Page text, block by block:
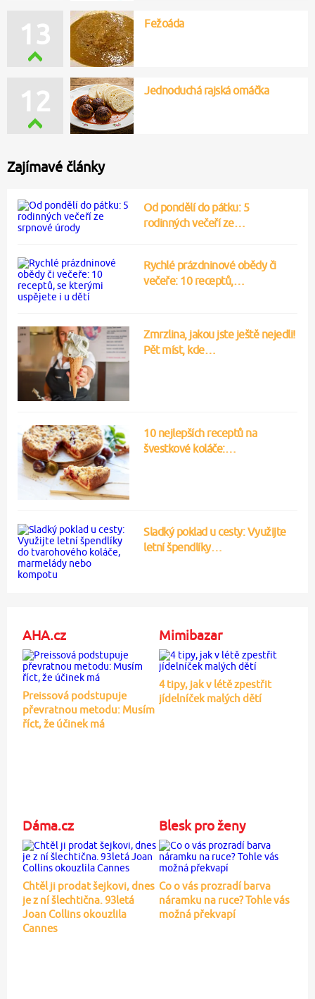
12 Jednoduchá rajská omáčka
13 Fežoáda
Zajímavé články
Od pondělí do pátku: 5
rodinných večeří ze…
Rychlé prázdninové obědy či
večeře: 10 receptů,…
Zmrzlina, jakou jste ještě nejedli!
Pět míst, kde…
10 nejlepších receptů na
švestkové koláče:…
Sladký poklad u cesty: Využijte
letní špendlíky…
AHA.cz
Preissová podstupuje
převratnou metodu: Musím
říct, že účinek má
Mimibazar
4 tipy, jak v létě zpestřit
jídelníček malých dětí
Dáma.cz
Chtěl ji prodat šejkovi, dnes
je z ní šlechtična. 93letá
Joan Collins okouzlila
Cannes
Blesk pro ženy
Co o vás prozradí barva
náramku na ruce? Tohle vás
možná překvapí